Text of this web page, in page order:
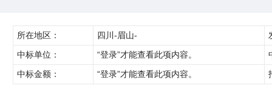
所在地区： 四川-眉山-
中标单位：
“登录”才能查看此项内容。
中标金额：
“登录”才能查看此项内容。